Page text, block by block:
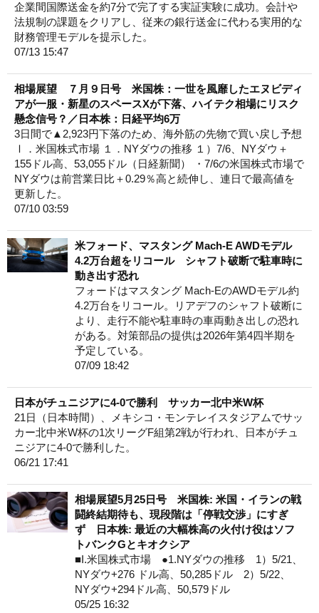
企業間国際送金を約7分で完了する実証実験に成功。会計や
法規制の課題をクリアし、従来の銀行送金に代わる実用的な
財務管理モデルを提示した。
07/13 15:47
相場展望 ７月９日号 米国株：一世を風靡したエヌビディ
アが一服・新星のスペースXが下落、ハイテク相場にリスク
懸念信号？／日本株：日経平均6万
3日間で▲2,923円下落のため、海外筋の先物で買い戻し予想
Ⅰ．米国株式市場 １．NYダウの推移 １）7/6、NYダウ＋
155ドル高、53,055ドル（日経新聞） ・7/6の米国株式市場で
NYダウは前営業日比＋0.29％高と続伸し、連日で最高値を
更新した。
07/10 03:59
米フォード、マスタング Mach-E AWDモデル
4.2万台超をリコール シャフト破断で駐車時に
動き出す恐れ
フォードはマスタング Mach-EのAWDモデル約
4.2万台をリコール。リアデフのシャフト破断に
より、走行不能や駐車時の車両動き出しの恐れ
がある。対策部品の提供は2026年第4四半期を
予定している。
07/09 18:42
日本がチュニジアに4-0で勝利 サッカー北中米W杯
21日（日本時間）、メキシコ・モンテレイスタジアムでサッ
カー北中米W杯の1次リーグF組第2戦が行われ、日本がチュ
ニジアに4-0で勝利した。
06/21 17:41
相場展望5月25日号 米国株: 米国・イランの戦
闘終結期待も、現段階は「停戦交渉」にすぎ
ず 日本株: 最近の大幅株高の火付け役はソフ
トバンクGとキオクシア
■I.米国株式市場 ●1.NYダウの推移 1）5/21、
NYダウ+276 ドル高、50,285ドル 2）5/22、
NYダウ+294ドル高、50,579ドル
05/25 16:32